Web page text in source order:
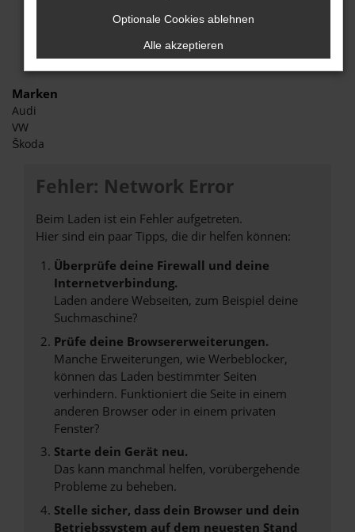
Marken
Audi
VW
Škoda
Fehler: Network Error
Beim Laden ist ein Fehler aufgetreten.
Hier sind ein paar Tipps, die dir helfen können:
Überprüfe deine Firewall und deine
Internetverbindung.
Laden andere Webseiten, zum Beispiel deine
Suchmaschine?
Prüfe deine Browsererweiterungen.
Manche Erweiterungen, wie Werbeblocker,
können das Laden bestimmter Seiten
verhindern. Funktioniert die Seite in einem
anderen Browser oder in einem privaten
Fenster?
Starte dein Gerät neu.
Das kann manchmal helfen, vorübergehende
Probleme zu beheben.
Stelle sicher, dass dein Browser und dein
Betriebssystem auf dem neuesten Stand
Optionale Cookies ablehnen
Alle akzeptieren